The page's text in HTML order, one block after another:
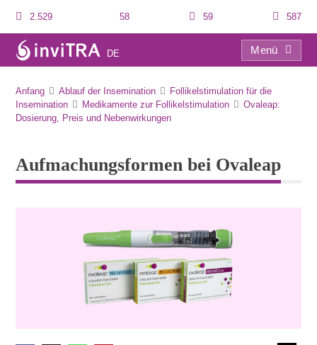
2.529 58 59 587
DE
Menü
Anfang Ablauf der Insemination
Follikelstimulation für die
Insemination
Medikamente zur Follikelstimulation
Ovaleap:
Dosierung, Preis und Nebenwirkungen
Aufmachungsformen bei Ovaleap